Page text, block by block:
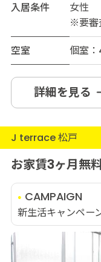
入居条件
女性
※要審
空室
個室
詳細を見る
J terrace 松戸
お家賃3ヶ月無
CAMPAIGN
新生活キャンペー